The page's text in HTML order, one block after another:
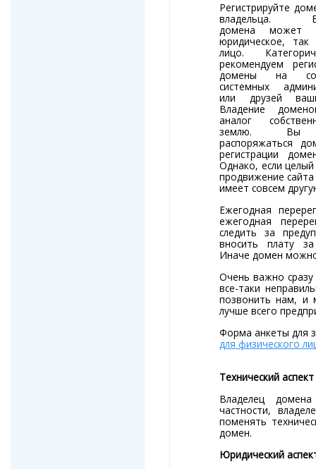
Регистрируйте
владельца.
домена может
юридическое,
лицо.
рекомендуем
домены на
системных
или друзей
Владение
аналог
землю. Вы
распоряжаться
регистрации
Однако, если
продвижение
имеет совсем
Ежегодная
ежегодная
следить за
вносить плату
Иначе домен
Очень важно сразу
все-таки
позвонить нам, и
лучше всего
Форма анкеты для
для физического
Технический аспект
Владелец
частности,
поменять
домен.
Юридический